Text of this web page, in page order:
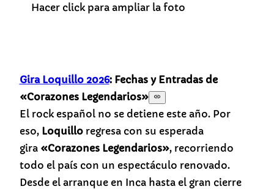
Hacer click para ampliar la foto
Gira Loquillo 2026: Fechas y Entradas de
«Corazones Legendarios»
El rock español no se detiene este año. Por
eso, Loquillo regresa con su esperada
gira «Corazones Legendarios», recorriendo
todo el país con un espectáculo renovado.
Desde el arranque en Inca hasta el gran cierre